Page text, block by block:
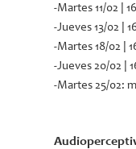
-Martes 11/02 |
-Jueves 13/02 |
-Martes 18/02 |
-Jueves 20/02 |
-Martes 25/02: